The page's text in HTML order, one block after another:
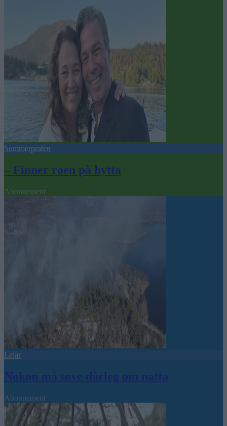
Sommerpraten
– Finner roen på hytta
Abonnement
Leiar
Nokon må sove dårleg om natta
Abonnement